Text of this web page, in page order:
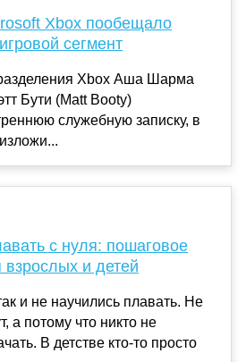
Xbox пообещало
сегмент
Xbox Аша Шарма
Бути (Matt Booty)
служебную записку, в
с нуля: пошаговое
взрослых и детей
и не научились плавать. Не
а потому что никто не
В детстве кто-то просто